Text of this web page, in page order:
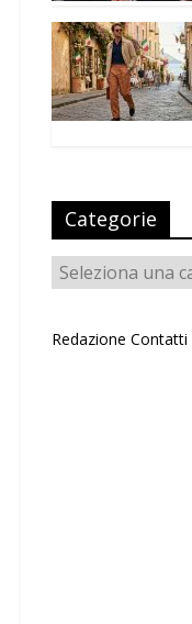
Categorie
Categorie
Redazione Contatti